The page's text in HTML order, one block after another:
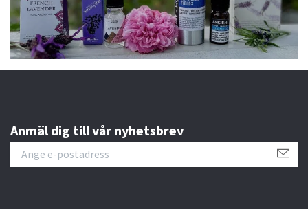
Anmäl dig till vår nyhetsbrev